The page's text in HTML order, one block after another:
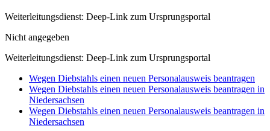
Weiterleitungsdienst: Deep-Link zum Ursprungsportal
Nicht angegeben
Weiterleitungsdienst: Deep-Link zum Ursprungsportal
Wegen Diebstahls einen neuen Personalausweis beantragen
Wegen Diebstahls einen neuen Personalausweis beantragen in
Niedersachsen
Wegen Diebstahls einen neuen Personalausweis beantragen in
Niedersachsen